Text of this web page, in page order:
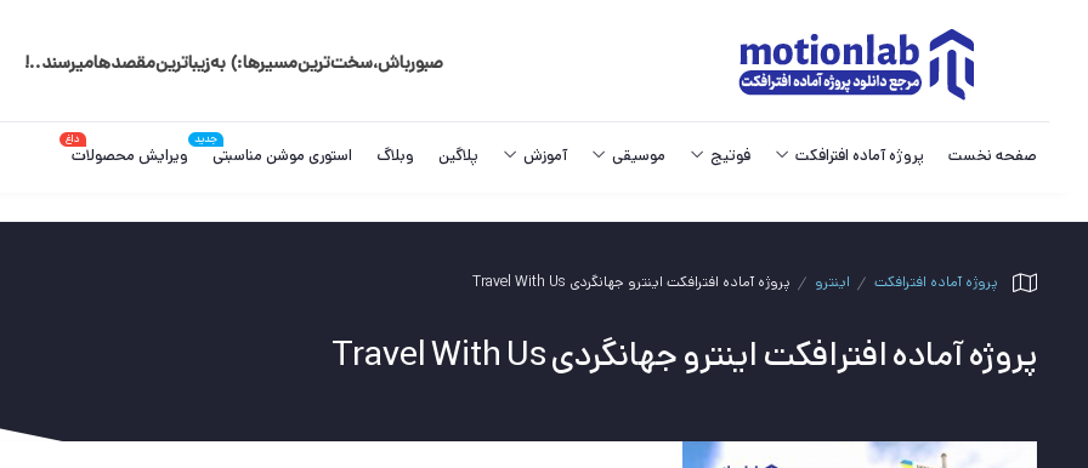
صبور‌باش‌،‌سخت‌ترین‌مسیر‌ها:) به‌زیبا‌ترین‌مقصد‌ها‌میرسند..!️
صفحه نخست پروژه آماده افترافکت فوتیج موسیقی آموزش پلاگین وبلاگ استوری موشن مناسبتی
جدید
ویرایش محصولات
داغ
پروژه آماده افترافکت اینترو پروژه آماده افترافکت اینترو جهانگردی Travel With Us
پروژه آماده افترافکت اینترو جهانگردی Travel With Us